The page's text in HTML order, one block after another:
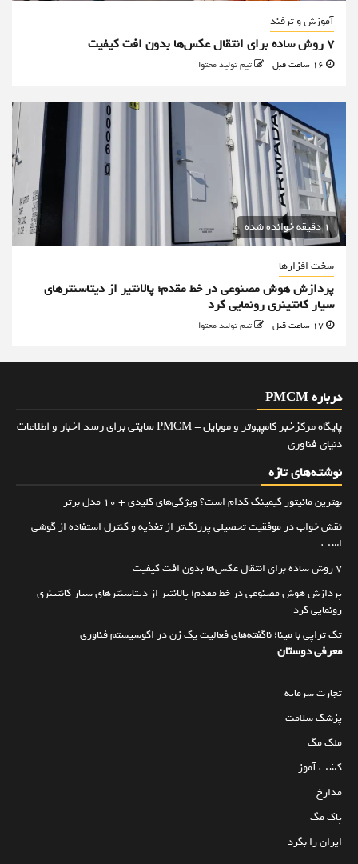
آموزش و ترفند
۷ روش ساده برای انتقال عکس‌ها بدون افت کیفیت
تیم تولید محتوا
1 دقیقه خوانده شده
سخت افزارها
پردازش هوش مصنوعی در خط مقدم؛ پالانتیر از دیتاسنترهای
سیار کانتینری رونمایی کرد
تیم تولید محتوا
درباره PMCM
پایگاه مرکزخبر کامپیوتر و موبایل - PMCM سایتی برای رسد اخبار و اطلاعات
دنیای فناوری
نوشته‌های تازه
بهترین مانیتور گیمینگ کدام است؟ ویژگی‌های کلیدی + 10 مدل برتر
نقش خواب در موفقیت تحصیلی پررنگ‌تر از تغذیه و کنترل استفاده از گوشی
است
۷ روش ساده برای انتقال عکس‌ها بدون افت کیفیت
پردازش هوش مصنوعی در خط مقدم؛ پالانتیر از دیتاسنترهای سیار کانتینری
رونمایی کرد
تک تراپی با مینا؛ ناگفته‌های فعالیت یک زن در اکوسیستم فناوری
معرفی دوستان
تجارت سرمایه
پزشک سلامت
ملک مگ
کشت آموز
مدارخ
پاک مگ
ایران را بگرد